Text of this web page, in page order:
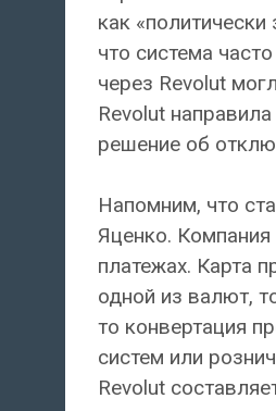
как
что система
через Revolut
Revolut
решение об
Напомним, что
Яценко.
платежах. Карта
одной из валют,
то конвертация
систем или
Revolut